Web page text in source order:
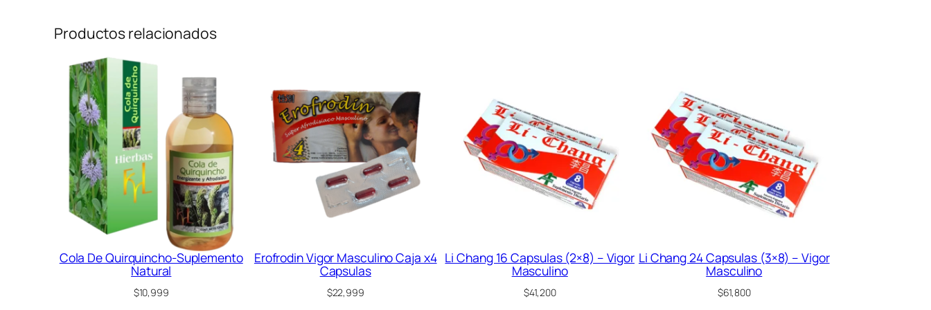
n
o
C
a
j
C
a
p
Productos relacionados
Cola De Quirquincho-Suplemento
Natural
$10,999
Erofrodin Vigor Masculino Caja x4
Capsulas
$22,999
Li Chang 16 Capsulas (2×8) – Vigor
Masculino
$41,200
Li Chang 24 Capsulas (3×8) – Vigor
Masculino
$61,800